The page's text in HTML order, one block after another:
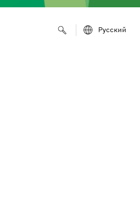
Русский